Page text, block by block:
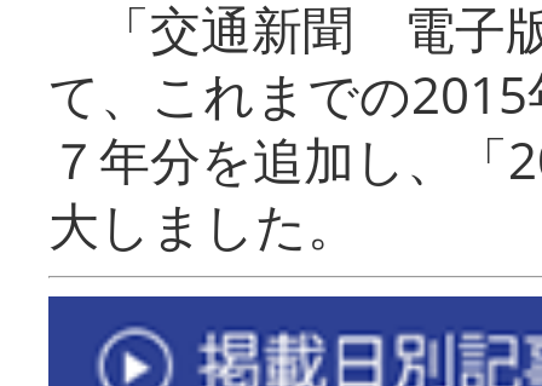
「交通新聞 電子
て、これまでの
７年分を追加し、「
大しまし